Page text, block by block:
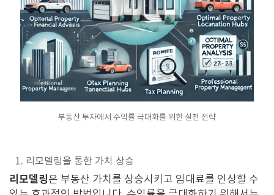
부동산 투자에서 수익률 극대화를 위한 실천 전략
1. 리모델링을 통한 가치 상승
리모델링은 부동산 가치를 상승시키고 임대료를 인상할 수